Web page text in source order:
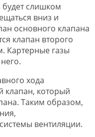
будет слишком
вниз и
основного клапана
клапан второго
Картерные газы
хода
клапан, который
Таким образом,
вентиляции.